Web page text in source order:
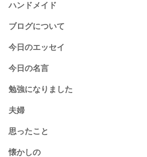
ハンドメイド
ブログについて
今日のエッセイ
今日の名言
勉強になりました
夫婦
思ったこと
懐かしの